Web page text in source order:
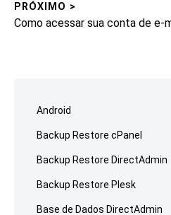
Post
PRÓXIMO >
Próximo
Como acessar sua conta de e-
rodapé
Android
Backup Restore cPanel
Backup Restore DirectAdmin
Backup Restore Plesk
Base de Dados DirectAdmin